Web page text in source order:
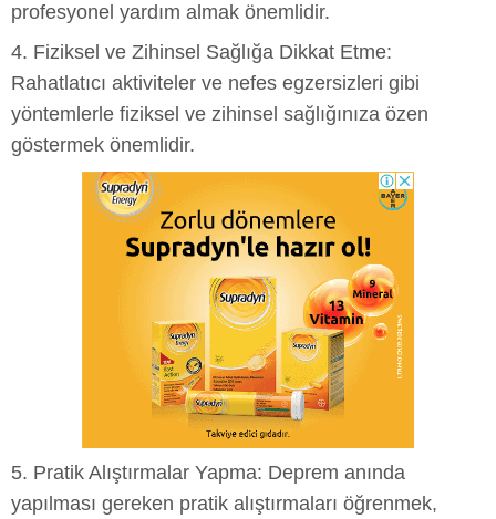
profesyonel yardım almak önemlidir.
4. Fiziksel ve Zihinsel Sağlığa Dikkat Etme:
Rahatlatıcı aktiviteler ve nefes egzersizleri gibi
yöntemlerle fiziksel ve zihinsel sağlığınıza özen
göstermek önemlidir.
5. Pratik Alıştırmalar Yapma: Deprem anında
yapılması gereken pratik alıştırmaları öğrenmek,